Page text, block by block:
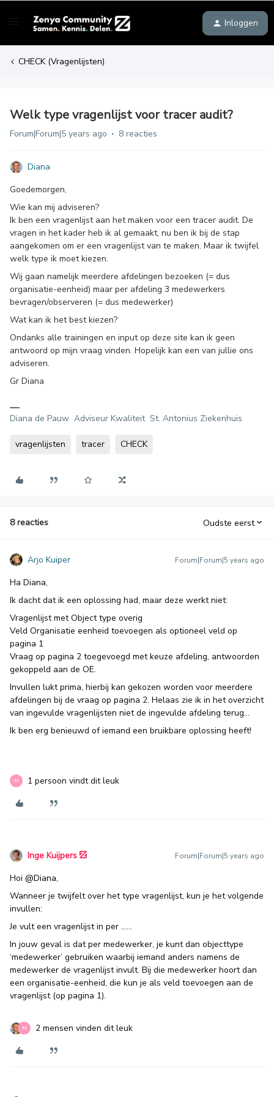
Inloggen
CHECK (Vragenlijsten)
Welk type vragenlijst voor tracer audit?
Forum|Forum|5 years ago 8 reacties
Diana
Goedemorgen,
Wie kan mij adviseren?
Ik ben een vragenlijst aan het maken voor een tracer audit. De
vragen in het kader heb ik al gemaakt, nu ben ik bij de stap
aangekomen om er een vragenlijst van te maken. Maar ik twijfel
welk type ik moet kiezen.
Wij gaan namelijk meerdere afdelingen bezoeken (= dus
organisatie-eenheid) maar per afdeling 3 medewerkers
bevragen/observeren (= dus medewerker)
Wat kan ik het best kiezen?
Ondanks alle trainingen en input op deze site kan ik geen
antwoord op mijn vraag vinden. Hopelijk kan een van jullie ons
adviseren.
Gr Diana
Diana de Pauw Adviseur Kwaliteit St. Antonius Ziekenhuis
vragenlijsten tracer CHECK
8 reacties Oudste eerst
Arjo Kuiper Forum|Forum|5 years ago
Ha Diana,
Ik dacht dat ik een oplossing had, maar deze werkt niet:
Vragenlijst met Object type overig
Veld Organisatie eenheid toevoegen als optioneel veld op
pagina 1
Vraag op pagina 2 toegevoegd met keuze afdeling, antwoorden
gekoppeld aan de OE.
Invullen lukt prima, hierbij kan gekozen worden voor meerdere
afdelingen bij de vraag op pagina 2. Helaas zie ik in het overzicht
van ingevulde vragenlijsten niet de ingevulde afdeling terug…
Ik ben erg benieuwd of iemand een bruikbare oplossing heeft!
M 1 persoon vindt dit leuk
Inge Kuijpers Forum|Forum|5 years ago
Hoi @Diana,
Wanneer je twijfelt over het type vragenlijst, kun je het volgende
invullen:
Je vult een vragenlijst in per ……
In jouw geval is dat per medewerker, je kunt dan objecttype
‘medewerker’ gebruiken waarbij iemand anders namens de
medewerker de vragenlijst invult. Bij die medewerker hoort dan
een organisatie-eenheid, die kun je als veld toevoegen aan de
vragenlijst (op pagina 1).
M 2 mensen vinden dit leuk